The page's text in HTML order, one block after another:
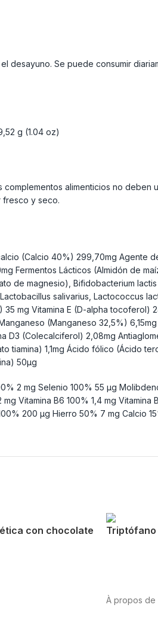
desayuno. Se puede consumir
g (1.04 oz)
alimenticios no
fresco y seco.
(Calcio 40%) 299,70mg Agente
Fermentos Lácticos (Almidón de
de magnesio), Bifidobacterium
salivarius, Lactococcus
mg Vitamina E (D-alpha tocoferol)
(Manganeso 32,5%)
D3 (Colecalciferol) 2,08mg
tiamina) 1,1mg Ácido fólico (Ácido
50µg
2 mg Selenio 100% 55 µg
Vitamina B6 100% 1,4 mg Vitamina
200 µg Hierro 50% 7 mg Calcio
con chocolate Triptófano
À propos de